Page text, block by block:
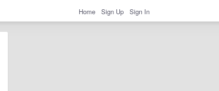
Home Sign Up Sign In